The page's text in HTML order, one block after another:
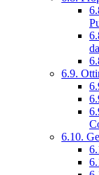
6.9.
6.10.